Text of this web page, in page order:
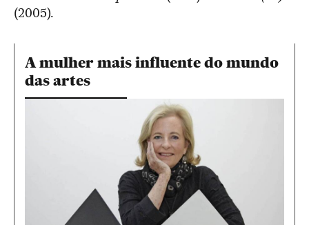
(2005).
A mulher mais influente do mundo
das artes